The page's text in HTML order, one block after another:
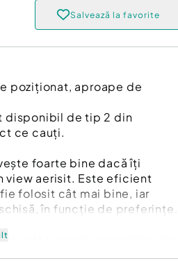
Salvează la favorite
poziționat, aproape de
disponibil de tip 2 din
ce cauți.
foarte bine dacă îți
view aerisit. Este eficient
folosit cât mai bine, iar
în funcție de preferințe.
cât și pentru investiție, mai